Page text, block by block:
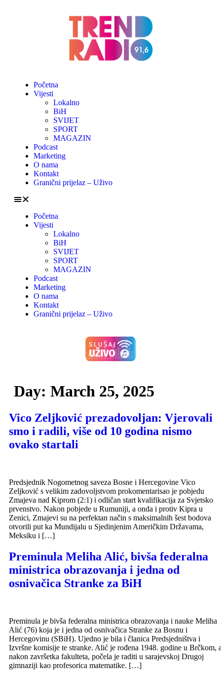
Početna
Vijesti
Lokalno
BiH
SVIJET
SPORT
MAGAZIN
Podcast
Marketing
O nama
Kontakt
Granični prijelaz – Uživo
Početna
Vijesti
Lokalno
BiH
SVIJET
SPORT
MAGAZIN
Podcast
Marketing
O nama
Kontakt
Granični prijelaz – Uživo
Day: March 25, 2025
Vico Zeljković prezadovoljan: Vjerovali
smo i radili, više od 10 godina nismo
ovako startali
Predsjednik Nogometnog saveza Bosne i Hercegovine Vico
Zeljković s velikim zadovoljstvom prokomentarisao je pobjedu
Zmajeva nad Kiprom (2:1) i odličan start kvalifikacija za Svjetsko
prvenstvo. Nakon pobjede u Rumuniji, a onda i protiv Kipra u
Zenici, Zmajevi su na perfektan način s maksimalnih šest bodova
otvorili put ka Mundijalu u Sjedinjenim Američkim Državama,
Meksiku i […]
Preminula Meliha Alić, bivša federalna
ministrica obrazovanja i jedna od
osnivačica Stranke za BiH
Preminula je bivša federalna ministrica obrazovanja i nauke Meliha
Alić (76) koja je i jedna od osnivačica Stranke za Bosnu i
Hercegovinu (SBiH). Ujedno je bila i članica Predsjedništva i
Izvršne komisije te stranke. Alić je rođena 1948. godine u Brčkom,
nakon završetka fakulteta, počela je raditi u sarajevskoj Drugoj
gimnaziji kao profesorica matematike. […]